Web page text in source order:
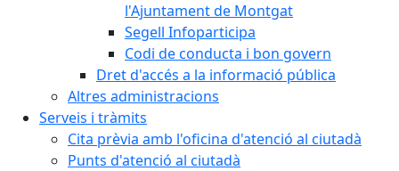
l'Ajuntament de Montgat
Segell Infoparticipa
Codi de conducta i bon govern
Dret d'accés a la informació pública
Altres administracions
Serveis i tràmits
Cita prèvia amb l'oficina d'atenció al ciutadà
Punts d'atenció al ciutadà